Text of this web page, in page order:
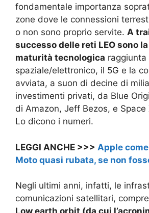
fondamentale importanza
zone dove le connessioni
o non sono proprio servite. A
successo delle reti LEO sono
maturità tecnologica
spaziale/elettronico, il 5G e la
avviata, a suon di decine di
investimenti privati, da Blue
di Amazon, Jeff Bezos, e Space
Lo dicono i numeri.
LEGGI ANCHE >>> Apple
Moto quasi rubata, se non
Negli ultimi anni, infatti, le
comunicazioni satellitari,